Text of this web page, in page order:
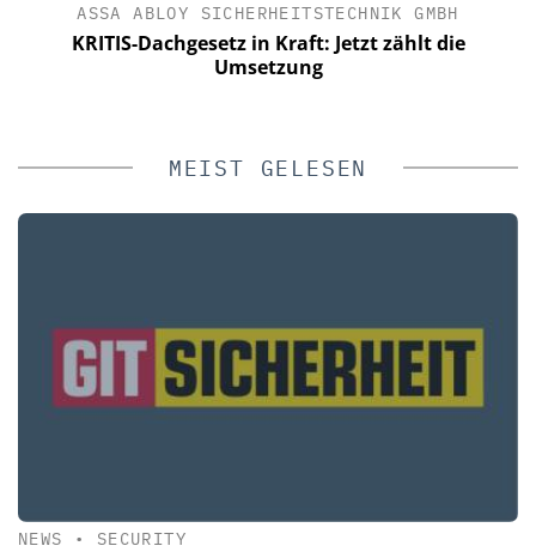
ASSA ABLOY SICHERHEITSTECHNIK GMBH
KRITIS-Dachgesetz in Kraft: Jetzt zählt die
Umsetzung
MEIST GELESEN
NEWS • SECURITY